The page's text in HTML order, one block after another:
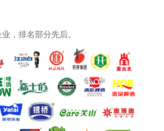
，排名部分先后。